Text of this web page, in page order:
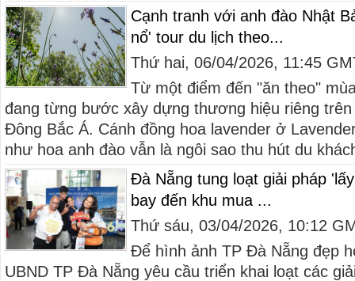
Cạnh tranh với anh đào Nhật
nổ' tour du lịch theo...
Thứ hai, 06/04/2026, 11:45
Từ một điểm đến "ăn theo"
đang từng bước xây dựng thương hiệu riêng
Đông Bắc Á. Cánh đồng hoa lavender ở
như hoa anh đào vẫn là ngôi sao thu hút du
Đà Nẵng tung loạt giải pháp
bay đến khu mua ...
Thứ sáu, 03/04/2026, 10:12
Để hình ảnh TP Đà Nẵng đẹp
UBND TP Đà Nẵng yêu cầu triển khai loạt các